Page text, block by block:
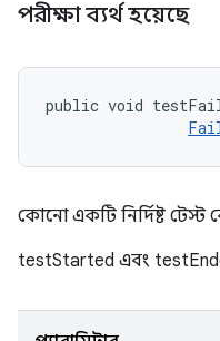
পরীক্ষা ব্যর্থ হয়েছে
public void
কোনো একটি নির্দিষ্ট টেস্ট
testStarted এবং